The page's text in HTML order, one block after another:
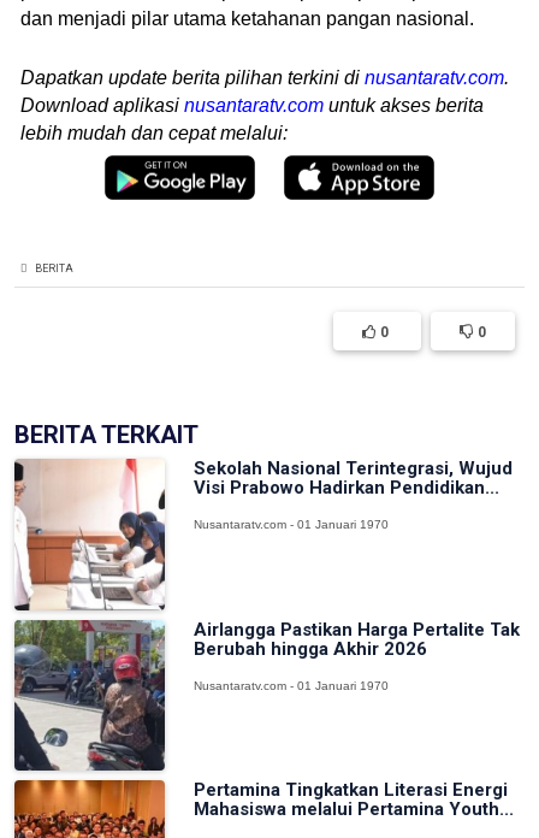
dan menjadi pilar utama ketahanan pangan nasional.
Dapatkan update berita pilihan terkini di nusantaratv.com.
Download aplikasi nusantaratv.com untuk akses berita
lebih mudah dan cepat melalui:
BERITA
0 0
BERITA TERKAIT
Sekolah Nasional Terintegrasi, Wujud
Visi Prabowo Hadirkan Pendidikan...
Nusantaratv.com - 01 Januari 1970
Airlangga Pastikan Harga Pertalite Tak
Berubah hingga Akhir 2026
Nusantaratv.com - 01 Januari 1970
Pertamina Tingkatkan Literasi Energi
Mahasiswa melalui Pertamina Youth...